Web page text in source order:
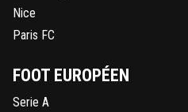
Nice
Paris FC
FOOT EUROPÉEN
Serie A